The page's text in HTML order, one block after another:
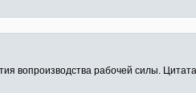
вопроизводства рабочей силы.